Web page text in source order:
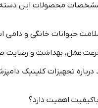
مشخصات محصولات این
حیوانات خانگی و
عمل، بهداشت و رضایت
تجهیزات کلینیک
اهمیت دارد؟